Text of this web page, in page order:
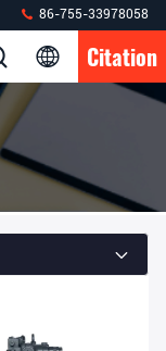
86-755-33978058
Citation